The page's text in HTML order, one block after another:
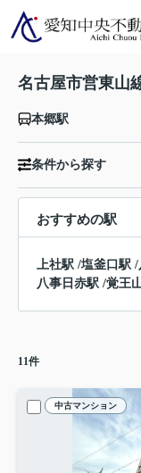
名古屋市営東山
本郷駅
条件から探す
おすすめの駅
上社駅 /塩釜口駅 /
八事日赤駅 /覚王
11件
中古マンション